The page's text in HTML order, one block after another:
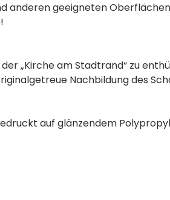
anderen geeigneten
„Kirche am Stadtrand“ zu
Nachbildung des
auf glänzendem